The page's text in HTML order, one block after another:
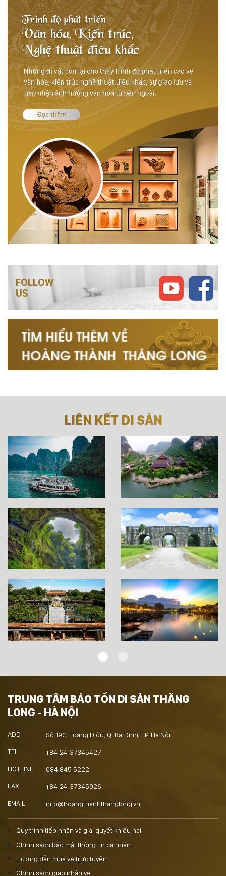
FOLLOW
US
LIÊN KẾT DI SẢN
TRUNG TÂM BẢO TỒN DI SẢN THĂNG
LONG - HÀ NỘI
ADD Số 19C Hoàng Diệu, Q. Ba Đình, TP. Hà Nội
TEL +84-24-37345427
HOTLINE 084 845 5222
FAX +84-24-37345926
EMAIL info@hoangthanhthanglong.vn
Quy trình tiếp nhận và giải quyết khiếu nại
Chính sách bảo mật thông tin cá nhân
Hướng dẫn mua vé trực tuyến
Chính sách giao nhận vé